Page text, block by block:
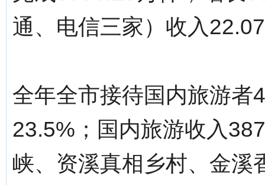
通、电信三家）收入
全年全市接待国内旅游者
23.5%；国内旅游收入
峡、资溪真相乡村、金溪